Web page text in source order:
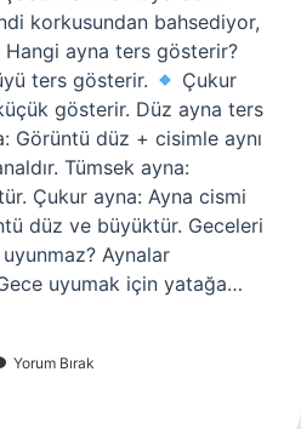
korkusundan bahsediyor,
ayna ters gösterir?
ters gösterir.
Çukur
gösterir. Düz ayna ters
Görüntü düz + cisimle aynı
Tümsek ayna:
Çukur ayna: Ayna cismi
düz ve büyüktür. Geceleri
uyunmaz? Aynalar
uyumak için yatağa…
Yorum Bırak